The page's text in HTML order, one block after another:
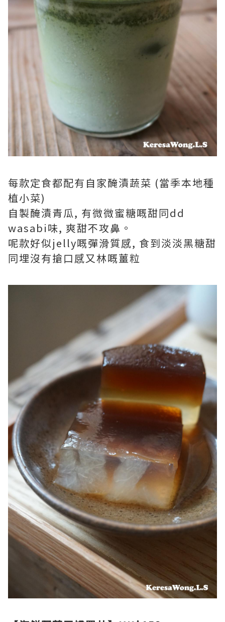
每款定食都配有自家醃漬蔬菜 (當季本地種
植小菜)
自製醃漬青瓜, 有微微蜜糖嘅甜同dd
wasabi味, 爽甜不攻鼻。
呢款好似jelly嘅彈滑質感, 食到淡淡黑糖甜
同埋沒有搶口感又林嘅薑粒